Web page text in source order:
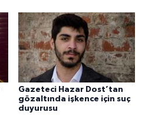
Gazeteci Hazar Dost’tan
gözaltında işkence için suç
duyurusu